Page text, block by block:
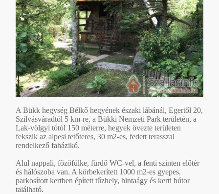
A Bükk hegység Bélkő hegyének északi lábánál, Egertől 20,
Szilvásváradtól 5 km-re, a Bükki Nemzeti Park területén, a
Lak-völgyi tótól 150 méterre, hegyek övezte területen
fekszik az alpesi tetőteres, 30 m2-es, fedett terasszal
rendelkező faházikó.
Alul nappali, főzőfülke, fürdő WC-vel, a fenti szinten előtér
és hálószoba van. A körbekerített 1000 m2-es gyepes,
parkosított kertben épített tűzhely, hintaágy és kerti bútor
található.